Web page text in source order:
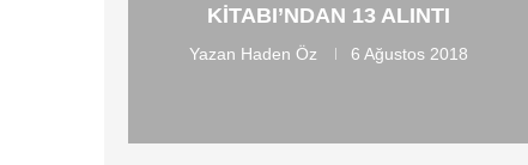
KITABI’NDAN 13 ALINTI
Yazan Haden Öz 6 Ağustos 2018